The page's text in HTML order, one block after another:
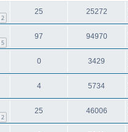
2
25 25272
5
97 94970
0 3429
4 5734
2
25 46006